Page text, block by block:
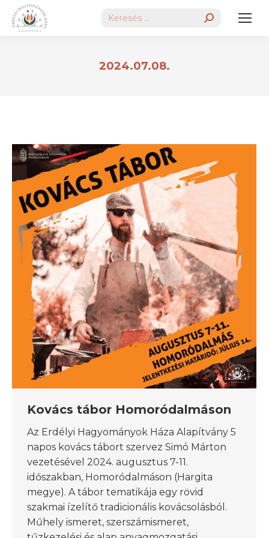
Search:
2024.07.08.
Kovács tábor Homoródalmáson
Az Erdélyi Hagyományok Háza Alapítvány 5
napos kovács tábort szervez Simó Márton
vezetésével 2024. augusztus 7-11.
időszakban, Homoródalmáson (Hargita
megye). A tábor tematikája egy rövid
szakmai ízelítő tradicionális kovácsolásból.
Műhely ismeret, szerszámismeret,